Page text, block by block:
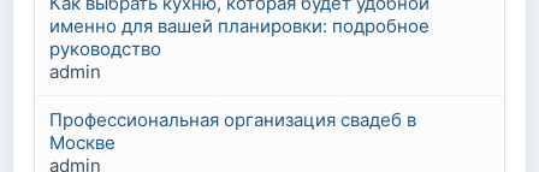
именно для вашей планировки: подробное
руководство
admin
Профессиональная организация свадеб в
Москве
admin